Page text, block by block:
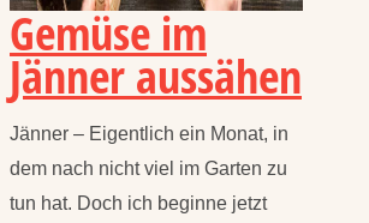
Gemüse im
Jänner aussähen
Jänner – Eigentlich ein Monat, in
dem nach nicht viel im Garten zu
tun hat. Doch ich beginne jetzt